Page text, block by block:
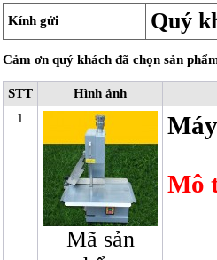
Kính gửi Quý
Cảm ơn quý khách đã chọn sản
STT
Hình ảnh
1
Mã sản
Mô